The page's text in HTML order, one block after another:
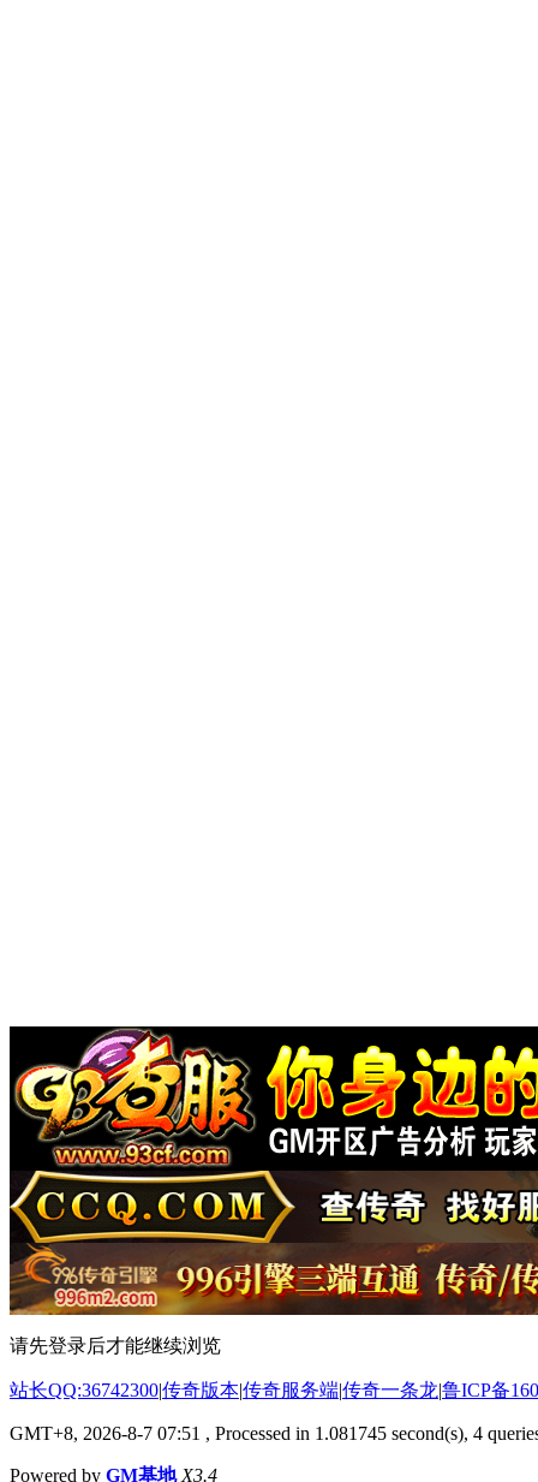
请先登录后才能继续浏览
站长QQ:36742300|传奇版本|传奇服务端|传奇一条龙|鲁ICP备
GMT+8, 2026-8-7 07:51 , Processed in 1.081745 second(s), 4
Powered by GM基地 X3.4